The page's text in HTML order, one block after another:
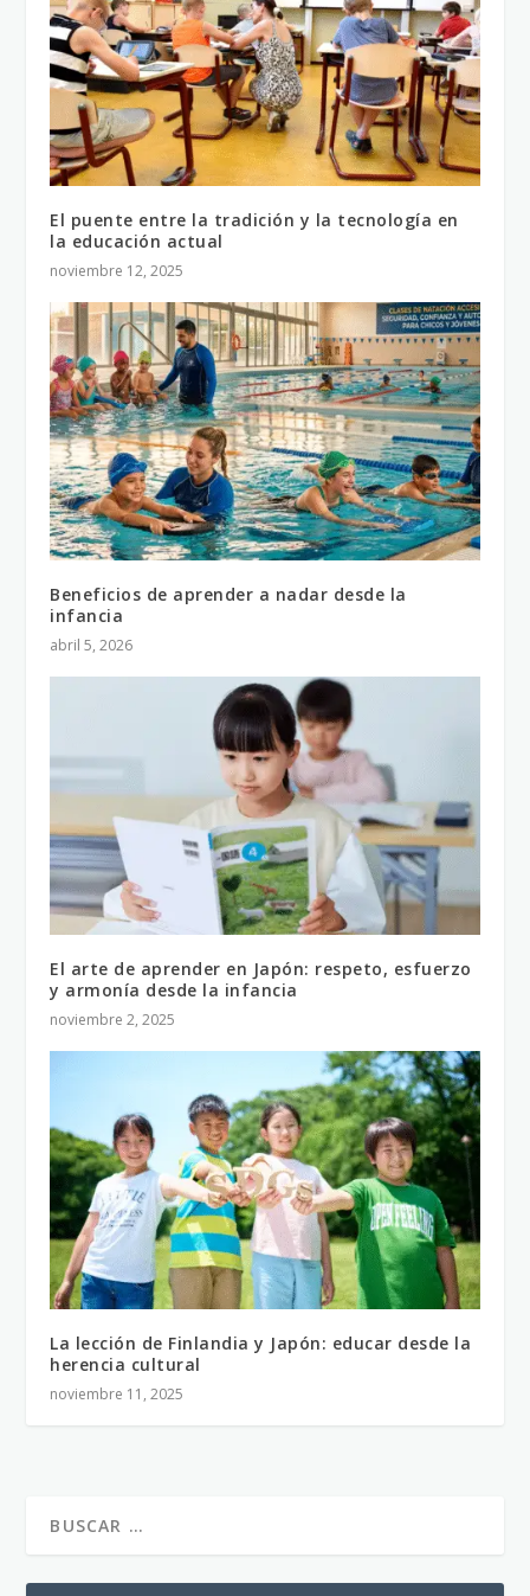
El puente entre la tradición y la tecnología en
la educación actual
noviembre 12, 2025
Beneficios de aprender a nadar desde la
infancia
abril 5, 2026
El arte de aprender en Japón: respeto, esfuerzo
y armonía desde la infancia
noviembre 2, 2025
La lección de Finlandia y Japón: educar desde la
herencia cultural
noviembre 11, 2025